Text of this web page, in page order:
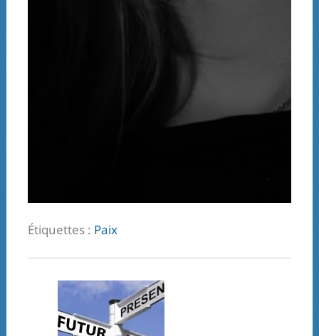
Étiquettes : Paix